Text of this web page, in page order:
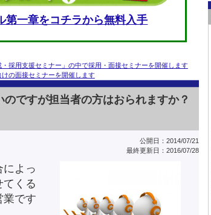
第一章をコチラから無料入手
採用支援セミナー」の中で採用・面接セミナーを開催します
の面接セミナーを開催します
ですが担当者の方はおられますか？
公開日：2014/07/21
最終更新日：2016/07/28
によっ
てくる
業です